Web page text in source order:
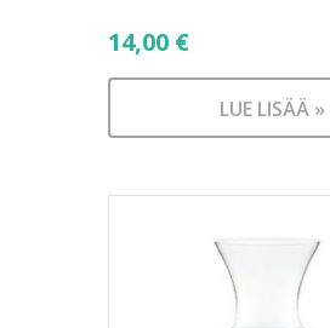
14,00 €
LUE LISÄÄ »